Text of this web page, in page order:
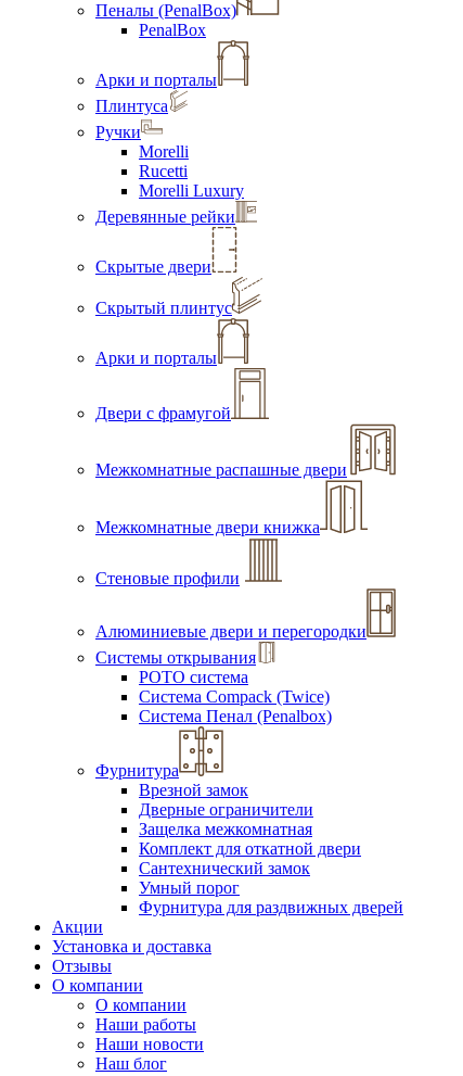
Пеналы (PenalBox)
PenalBox
Арки и порталы
Плинтуса
Ручки
Morelli
Rucetti
Morelli Luxury
Деревянные рейки
Скрытые двери
Скрытый плинтус
Арки и порталы
Двери с фрамугой
Межкомнатные распашные двери
Межкомнатные двери книжка
Стеновые профили
Алюминиевые двери и перегородки
Системы открывания
РОТО система
Система Compack (Twice)
Система Пенал (Penalbox)
Фурнитура
Врезной замок
Дверные ограничители
Защелка межкомнатная
Комплект для откатной двери
Сантехнический замок
Умный порог
Фурнитура для раздвижных дверей
Акции
Установка и доставка
Отзывы
О компании
О компании
Наши работы
Наши новости
Наш блог